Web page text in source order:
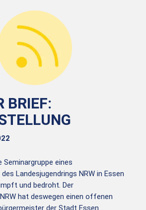
BRIEF:
Seminargruppe eines
Landesjugendrings NRW in Essen
und bedroht. Der
hat deswegen einen offenen